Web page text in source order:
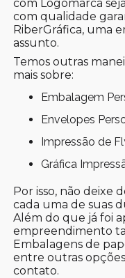
com Logomarca
com qualidade
RiberGráfica, uma
assunto.
Temos outras
mais sobre:
Embalagem
Envelopes
Impressão de
Gráfica
Por isso, não deixe
cada uma de suas
Além do que já foi
empreendimento
Embalagens de
entre outras
contato.